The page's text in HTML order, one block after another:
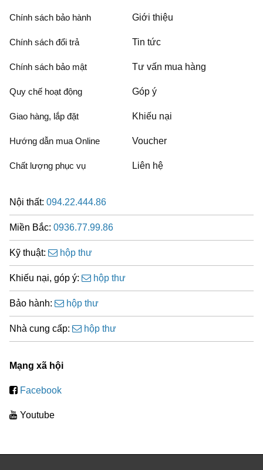
Chính sách bảo hành
Chính sách đổi trả
Chính sách bảo mật
Quy chế hoạt động
Giao hàng, lắp đặt
Hướng dẫn mua Online
Chất lượng phục vụ
Giới thiệu
Tin tức
Tư vấn mua hàng
Góp ý
Khiếu nại
Voucher
Liên hệ
Nội thất: 094.22.444.86
Miền Bắc: 0936.77.99.86
Kỹ thuật: hộp thư
Khiếu nại, góp ý: hộp thư
Bảo hành: hộp thư
Nhà cung cấp: hộp thư
Mạng xã hội
Facebook
Youtube